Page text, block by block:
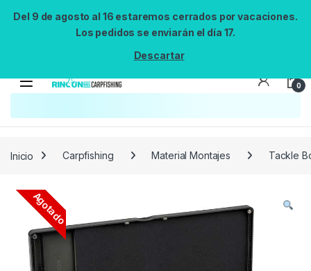
Del 9 de agosto al 16 estaremos cerrados por vacaciones.
Los pedidos se enviarán el día 17.
Descartar
0
Inicio Carpfishing Material Montajes Tackle
Agotado